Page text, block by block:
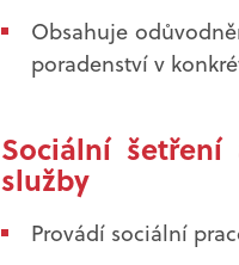
Obsahuje
poradenství v
Sociální
služby
Provádí sociální